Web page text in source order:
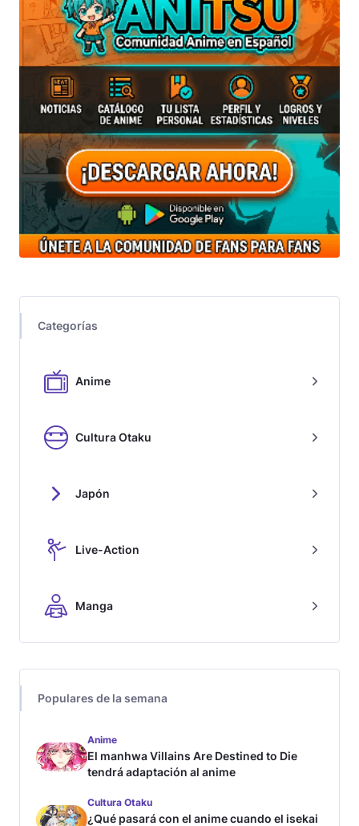
Categorías
Anime
Cultura Otaku
Japón
Live-Action
Manga
Populares de la semana
Anime
El manhwa Villains Are Destined to Die
tendrá adaptación al anime
Cultura Otaku
¿Qué pasará con el anime cuando el isekai